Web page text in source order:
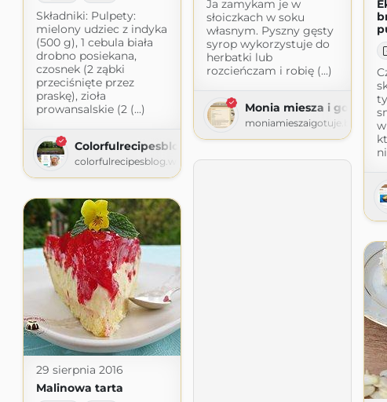
Ja zamykam je w
słoiczkach w soku
własnym. Pyszny gęsty
syrop wykorzystuje do
herbatki lub
rozcieńczam i robię (...)
Monia miesza i gotuje
Składniki: Pulpety:
mielony udziec z indyka
(500 g), 1 cebula biała
drobno posiekana,
czosnek (2 ząbki
przeciśnięte przez
praskę), zioła
prowansalskie (2 (...)
Colorfulrecipesblog
colorfulrecipesblog.wordpress.com
29 sierpnia 2016
Malinowa tarta